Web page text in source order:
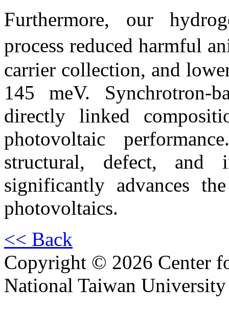
Furthermore, our
process reduced harmful
carrier collection, and
145 meV. Synchrotron-
directly linked
photovoltaic
structural, defect, and
significantly advances
photovoltaics.
<< Back
Copyright © 2026 Center
National Taiwan University